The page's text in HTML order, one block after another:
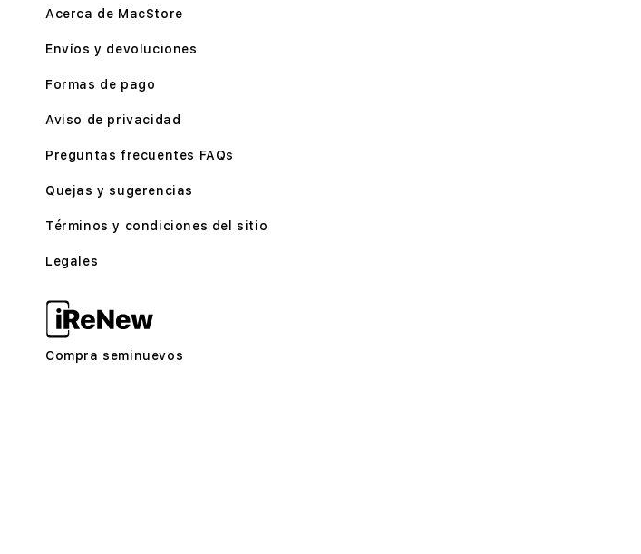
Acerca de MacStore
Envíos y devoluciones
Formas de pago
Aviso de privacidad
Preguntas frecuentes FAQs
Quejas y sugerencias
Términos y condiciones del sitio
Legales
Compra seminuevos